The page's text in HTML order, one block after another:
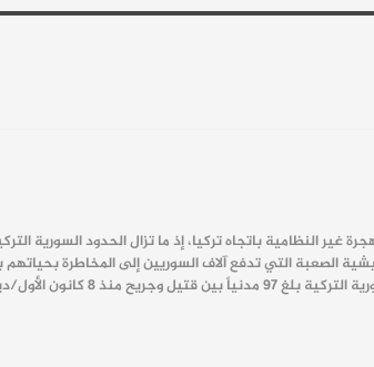
سوريا منذ نهاية عام 2024، لم تتوقف محاولات الهجرة غير النظامية باتجاه تركيا، إذ
الصعبة التي تدفع آلاف السوريين إلى المخاطرة
ديسمبر 2024، وهو…